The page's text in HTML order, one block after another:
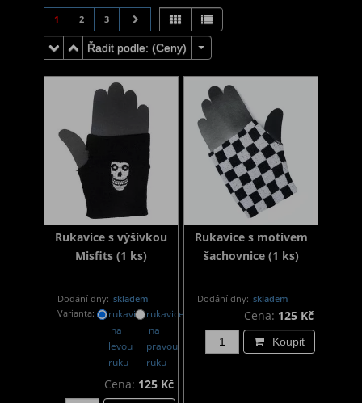
1 2 3
Řadit podle: (Ceny)
Rukavice s výšivkou
Misfits (1 ks)
Dodání dny: skladem
Varianta:
rukavice
na
levou
ruku
rukavice
na
pravou
ruku
Cena: 125 Kč
Rukavice s motivem
šachovnice (1 ks)
Dodání dny: skladem
Cena: 125 Kč
Koupit